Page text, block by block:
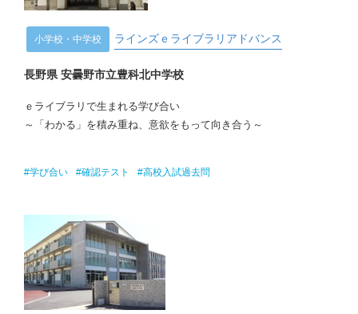
小学校・中学校 ラインズｅライブラリアドバンス
長野県 安曇野市立豊科北中学校
ｅライブラリで生まれる学び合い
～「わかる」を積み重ね、意欲をもって向き合う～
#学び合い #確認テスト #高校入試過去問